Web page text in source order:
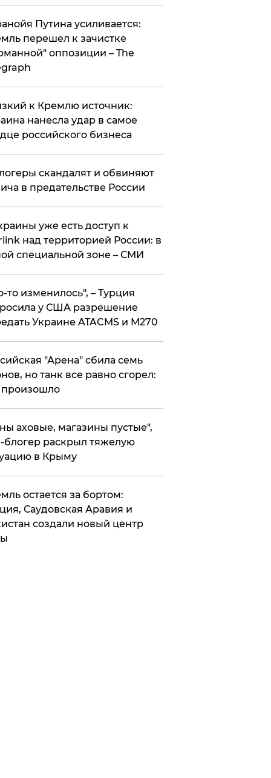
Путина усиливается:
перешел к зачистке
оппозиции – The
к Кремлю источник:
нанесла удар в самое
российского бизнеса
скандалят и обвиняют
в предательстве России
уже есть доступ к
над территорией России: в
специальной зоне – СМИ
то изменилось", – Турция
у США разрешение
Украине ATACMS и M270
"Арена" сбила семь
но танк все равно сгорел:
произошло
аховые, магазины пустые",
раскрыл тяжелую
в Крыму
остается за бортом:
Саудовская Аравия и
создали новый центр